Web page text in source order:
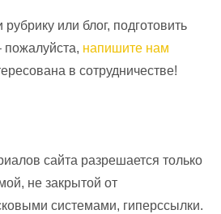
или блог, подготовить
пожалуйста, напишите нам
в сотрудничестве!
сайта разрешается только
не закрытой от
системами, гиперссылки.